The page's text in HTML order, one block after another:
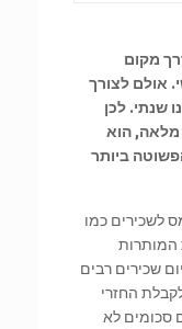
מקום
אולם לצורך
שנתי. לכן
מלאה, הוא
ביותר
לשכירים כמו
המותרות
שכירים רבים
החזרי
סכומים לא